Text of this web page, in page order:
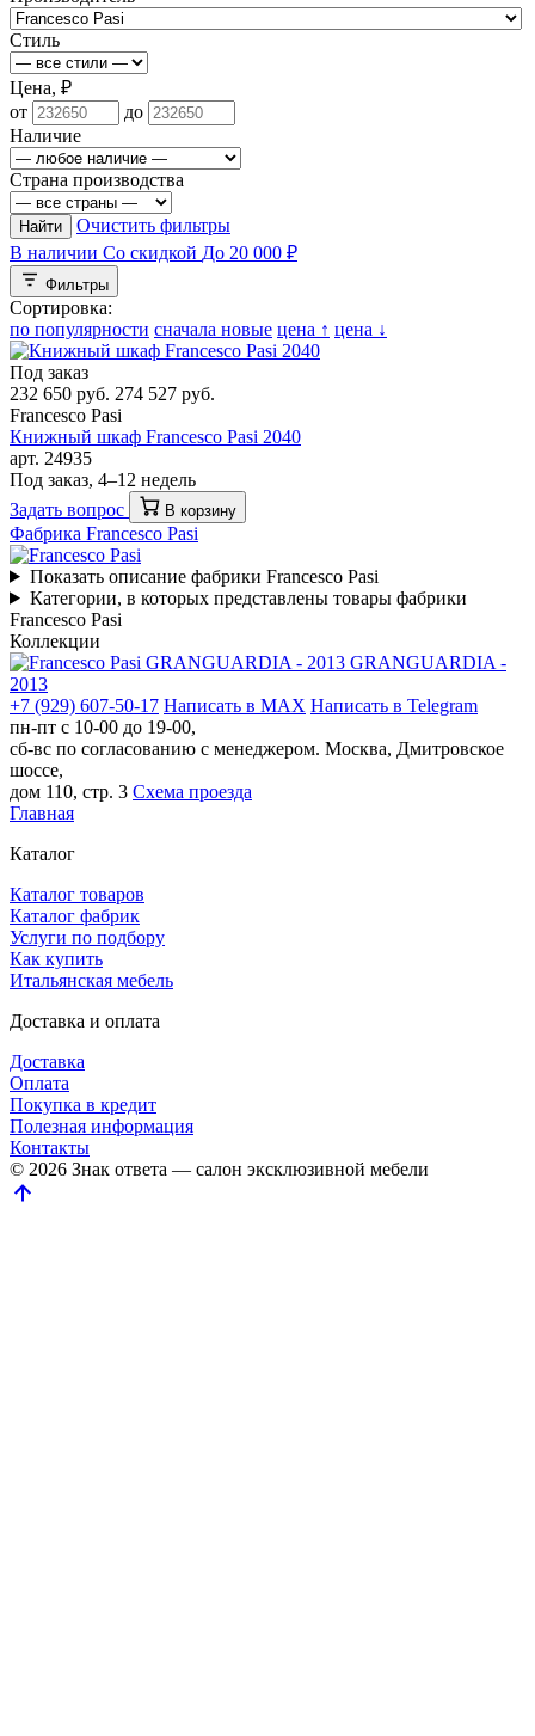
Стиль
Цена, ₽
от
до
Наличие
Страна производства
Найти
Очистить фильтры
В наличии Со скидкой До 20 000 ₽
Фильтры
Сортировка:
по популярности сначала новые цена ↑ цена ↓
Под заказ
232 650 руб. 274 527 руб.
Francesco Pasi
Книжный шкаф Francesco Pasi 2040
арт. 24935
Под заказ, 4–12 недель
Задать вопрос
В корзину
Фабрика Francesco Pasi
Показать описание фабрики Francesco Pasi
Категории, в которых представлены товары фабрики
Francesco Pasi
Коллекции
GRANGUARDIA ‐
2013
+7 (929) 607-50-17 Написать в MAX Написать в Telegram
пн-пт с 10-00 до 19-00,
сб-вс по согласованию с менеджером. Москва, Дмитровское
шоссе,
дом 110, стр. 3 Схема проезда
Главная
Каталог
Каталог товаров
Каталог фабрик
Услуги по подбору
Как купить
Итальянская мебель
Доставка и оплата
Доставка
Оплата
Покупка в кредит
Полезная информация
Контакты
© 2026 Знак ответа — салон эксклюзивной мебели